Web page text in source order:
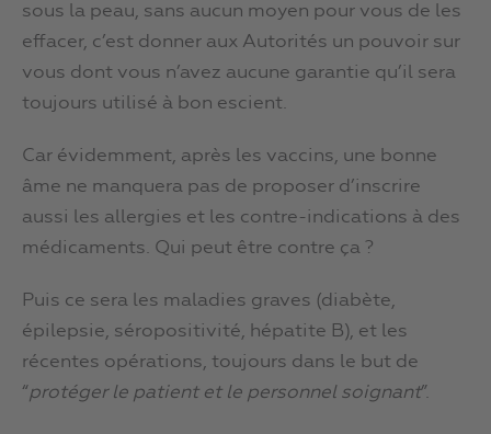
sous la peau, sans aucun moyen pour vous de les
effacer, c’est donner aux Autorités un pouvoir sur
vous dont vous n’avez aucune garantie qu’il sera
toujours utilisé à bon escient.
Car évidemment, après les vaccins, une bonne
âme ne manquera pas de proposer d’inscrire
aussi les allergies et les contre-indications à des
médicaments. Qui peut être contre ça ?
Puis ce sera les maladies graves (diabète,
épilepsie, séropositivité, hépatite B), et les
récentes opérations, toujours dans le but de
“protéger le patient et le personnel soignant”.